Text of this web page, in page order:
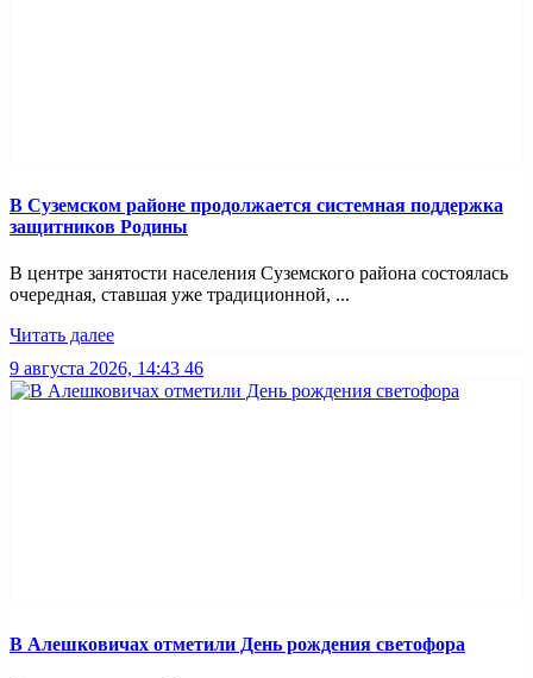
В Суземском районе продолжается системная поддержка
защитников Родины
В центре занятости населения Суземского района состоялась
очередная, ставшая уже традиционной, ...
Читать далее
9 августа 2026, 14:43 46
В Алешковичах отметили День рождения светофора